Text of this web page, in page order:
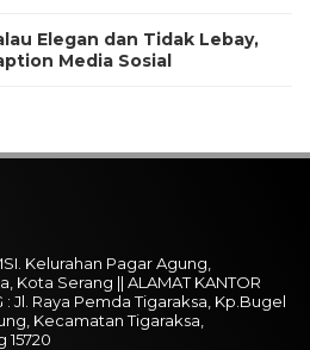
Elegan dan Tidak Lebay,
Media Sosial
Kelurahan Pagar Agung,
Kota Serang || ALAMAT KANTOR
: Jl. Raya Pemda Tigaraksa, Kp.Bugel
Kecamatan Tigaraksa,
15720